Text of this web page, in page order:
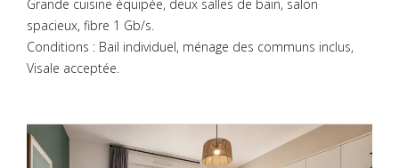
Grande cuisine équipée, deux salles de bain, salon
spacieux, fibre 1 Gb/s.
Conditions : Bail individuel, ménage des communs inclus,
Visale acceptée.